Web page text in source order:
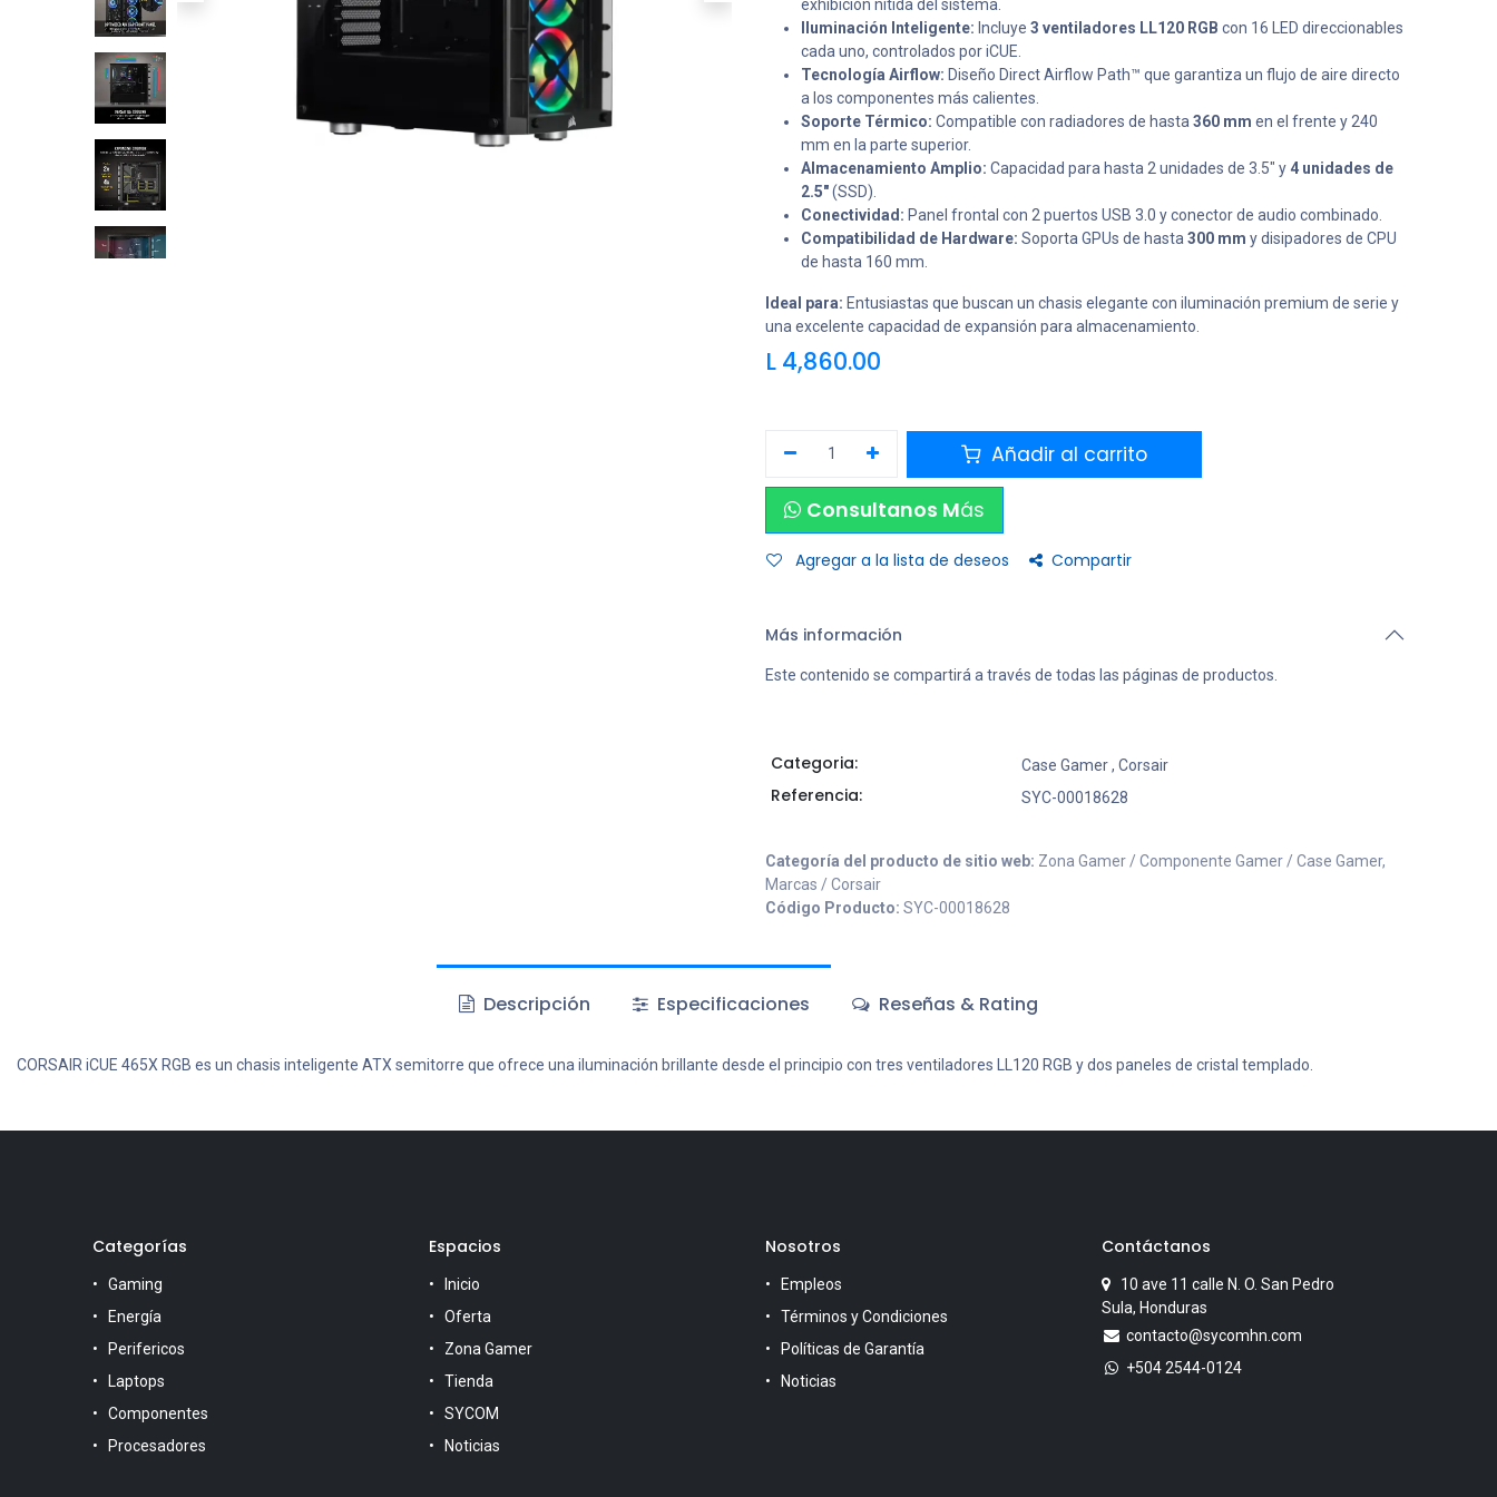
exhibición nítida del sistema.
Iluminación Inteligente: Incluye 3 ventiladores LL120 RGB con 16 LED direccionables
cada uno, controlados por iCUE.
Tecnología Airflow: Diseño Direct Airflow Path™ que garantiza un flujo de aire directo
a los componentes más calientes.
Soporte Térmico: Compatible con radiadores de hasta 360 mm en el frente y 240
mm en la parte superior.
Almacenamiento Amplio: Capacidad para hasta 2 unidades de 3.5" y 4 unidades de
2.5"(SSD).
Conectividad: Panel frontal con 2 puertos USB 3.0 y conector de audio combinado.
Compatibilidad de Hardware: Soporta GPUs de hasta 300 mm y disipadores de CPU
de hasta 160 mm.
Ideal para: Entusiastas que buscan un chasis elegante con iluminación premium de serie y
una excelente capacidad de expansión para almacenamiento.
L 4,860.00
Añadir al carrito
Consultanos Más
Agregar a la lista de deseos Compartir
Más información
Este contenido se compartirá a través de todas las páginas de productos.
Categoria: Case Gamer, Corsair
Referencia: SYC-00018628
Categoría del producto de sitio web: Zona Gamer / Componente Gamer / Case Gamer,
Marcas / Corsair
Código Producto: SYC-00018628
Descripción Especificaciones Reseñas & Rating
CORSAIR iCUE 465X RGB es un chasis inteligente ATX semitorre que ofrece una iluminación brillante desde el principio con tres ventiladores LL120 RGB y dos paneles de cristal templado.
Categorías
Gaming
Energía
Perifericos
Laptops
Componentes
Procesadores
Espacios
Inicio
Oferta
Zona Gamer
Tienda
SYCOM
Noticias
Nosotros
Empleos
Términos y Condiciones
Políticas de Garantía
Noticias
Contáctanos
10 ave 11 calle N. O. San Pedro
Sula, Honduras
contacto@sycomhn.com
+504 2544-0124